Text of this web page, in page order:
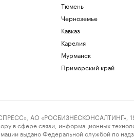
Тюмень
Черноземье
Кавказ
Карелия
Мурманск
Приморский край
АО «РОСБИЗНЕСКОНСАЛТИНГ»,
в сфере связи, информационных
выдано Федеральной службой по